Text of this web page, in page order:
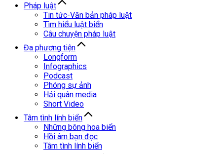
Pháp luật
Tin tức-Văn bản pháp luật
Tìm hiểu luật biển
Câu chuyện pháp luật
Đa phương tiện
Longform
Infographics
Podcast
Phóng sự ảnh
Hải quân media
Short Video
Tâm tình lính biển
Những bông hoa biển
Hồi âm bạn đọc
Tâm tình lính biển